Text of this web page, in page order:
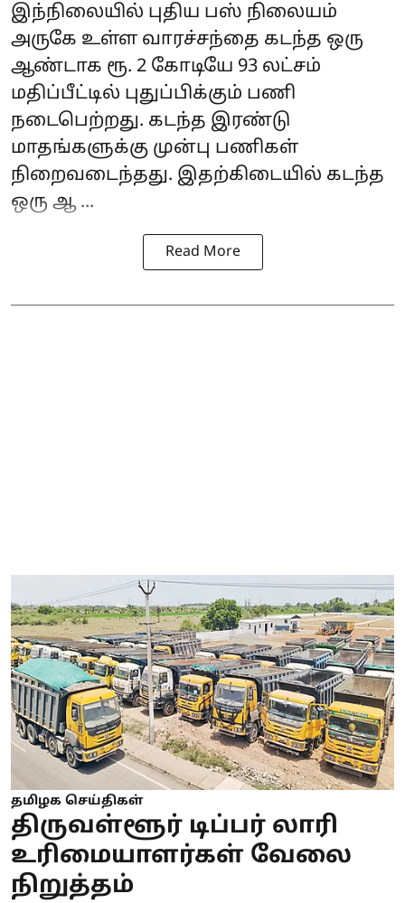
இந்நிலையில் புதிய பஸ் நிலையம்
அருகே உள்ள வாரச்சந்தை கடந்த ஒரு
ஆண்டாக ரூ. 2 கோடியே 93 லட்சம்
மதிப்பீட்டில் புதுப்பிக்கும் பணி
நடைபெற்றது. கடந்த இரண்டு
மாதங்களுக்கு முன்பு பணிகள்
நிறைவடைந்தது. இதற்கிடையில் கடந்த
ஒரு ஆ ...
Read More
தமிழக செய்திகள்
திருவள்ளூர் டிப்பர் லாரி
உரிமையாளர்கள் வேலை
நிறுத்தம்